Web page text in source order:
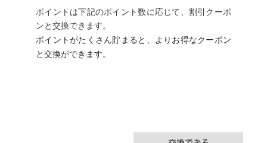
ポイントは下記のポイント数に応じて、割引クーポ
ンと交換できます。
ポイントがたくさん貯まると、よりお得なクーポン
と交換ができます。